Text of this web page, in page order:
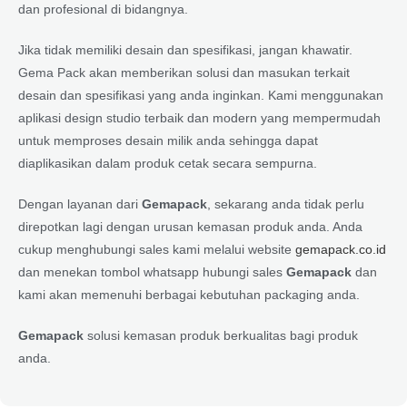
dan profesional di bidangnya.
Jika tidak memiliki desain dan spesifikasi, jangan khawatir.
Gema Pack akan memberikan solusi dan masukan terkait
desain dan spesifikasi yang anda inginkan. Kami menggunakan
aplikasi design studio terbaik dan modern yang mempermudah
untuk memproses desain milik anda sehingga dapat
diaplikasikan dalam produk cetak secara sempurna.
Dengan layanan dari Gemapack , sekarang anda tidak perlu
direpotkan lagi dengan urusan kemasan produk anda. Anda
cukup menghubungi sales kami melalui website gemapack.co.id
dan menekan tombol whatsapp hubungi sales Gemapack dan
kami akan memenuhi berbagai kebutuhan packaging anda.
Gemapack solusi kemasan produk berkualitas bagi produk
anda.